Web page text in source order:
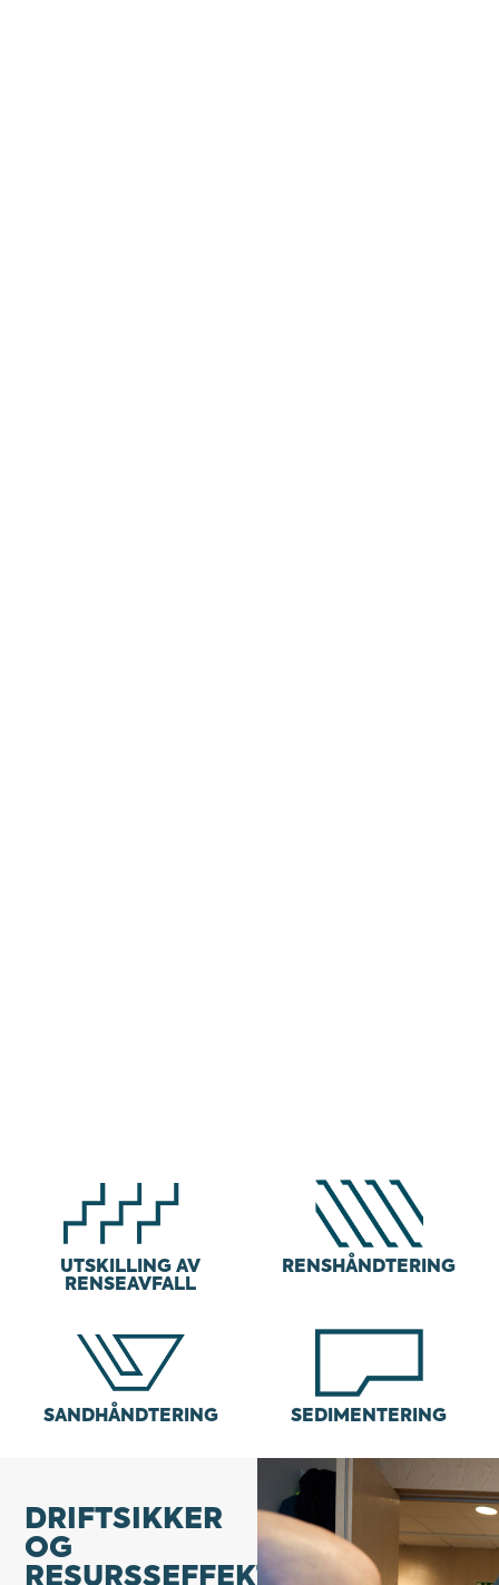
UTSKILLING AV
RENSEAVFALL
RENSHÅNDTERING
SANDHÅNDTERING SEDIMENTERING
DRIFTSIKKER
OG
RESURSSEFFEKTIV